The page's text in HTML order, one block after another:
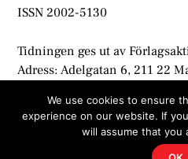
ISSN 2002-5130
Tidningen ges ut av
Adress: Adelgatan 6, 211 22
© Svensk
We use cookies to ensure
experience on our website. If
will assume that you